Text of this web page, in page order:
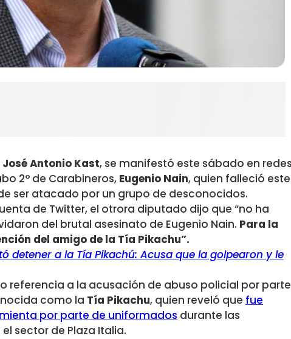
José Antonio Kast, se manifestó este sábado en redes
2° de Carabineros, Eugenio Nain, quien falleció este
ser atacado por un grupo de desconocidos.
de Twitter, el otrora diputado dijo que “no ha
del brutal asesinato de Eugenio Nain. Para la
del amigo de la Tía Pikachu”.
detener a la Tía Pikachú: Acusa que la golpearon y le
referencia a la acusación de abuso policial por parte
como la Tía Pikachu, quien reveló que fue
por parte de uniformados durante las
sector de Plaza Italia.